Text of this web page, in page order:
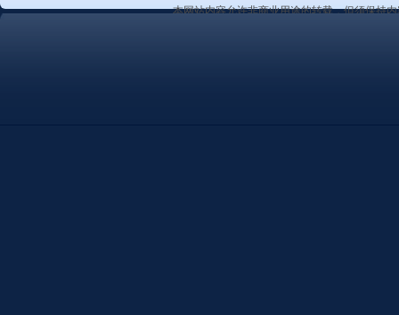
本网站内容允许非商业用途的转载，但须保持